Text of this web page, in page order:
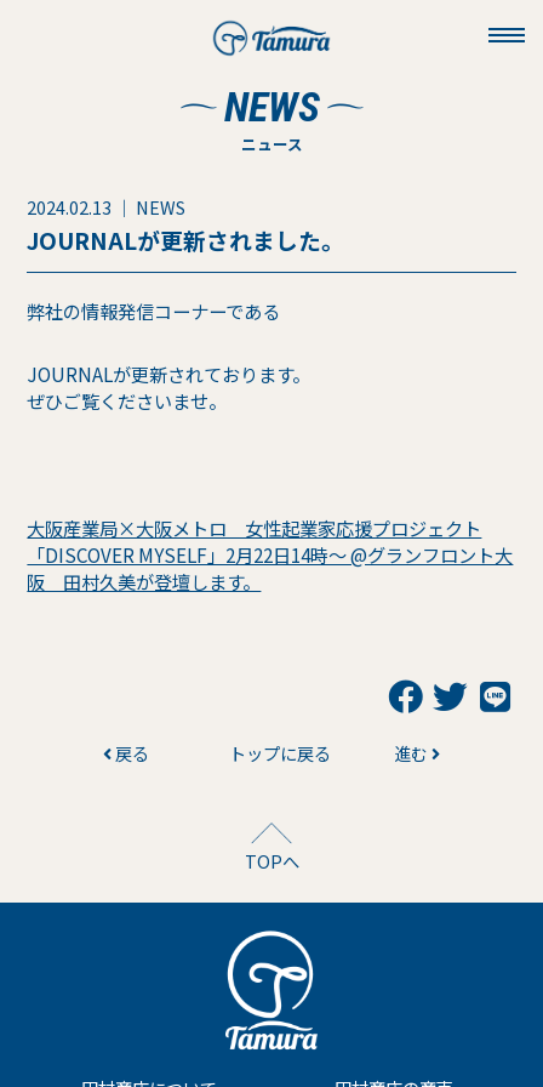
NEWS
ニュース
2024.02.13 ｜ NEWS
JOURNALが更新されました。
弊社の情報発信コーナーである
JOURNALが更新されております。
ぜひご覧くださいませ。
大阪産業局×大阪メトロ 女性起業家応援プロジェクト
「DISCOVER MYSELF」2月22日14時～ @グランフロント大
阪 田村久美が登壇します。
戻る トップに戻る 進む
TOPへ